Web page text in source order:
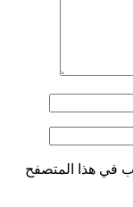
في هذا المتصفح